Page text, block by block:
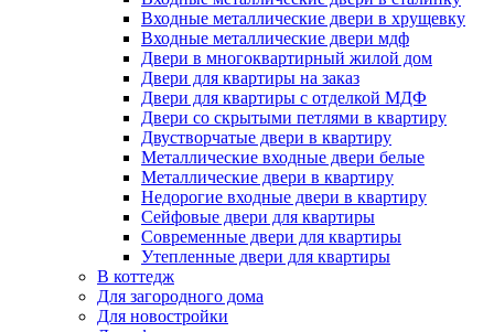
Входные металлические двери в хрущевку
Входные металлические двери мдф
Двери в многоквартирный жилой дом
Двери для квартиры на заказ
Двери для квартиры с отделкой МДФ
Двери со скрытыми петлями в квартиру
Двустворчатые двери в квартиру
Металлические входные двери белые
Металлические двери в квартиру
Недорогие входные двери в квартиру
Сейфовые двери для квартиры
Современные двери для квартиры
Утепленные двери для квартиры
В коттедж
Для загородного дома
Для новостройки